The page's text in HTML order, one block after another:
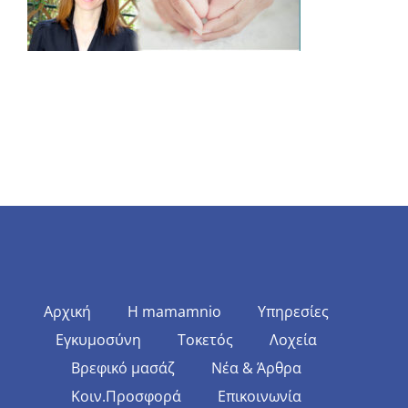
Αρχική Η mamamnio
Υπηρεσίες
Εγκυμοσύνη
Τοκετός
Λοχεία
Βρεφικό μασάζ
Νέα & Άρθρα
Κοιν.Προσφορά
Επικοινωνία